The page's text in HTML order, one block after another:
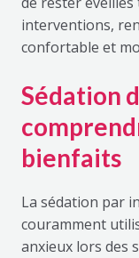
interventions,
confortable et
Sédation
bienfaits
La sédation par
couramment
anxieux lors des